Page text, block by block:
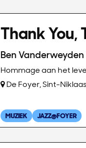
Thank You,
Ben
Hommage aan het
De Foyer, Sint-Niklaas
MUZIEK JAZZ@FOYER